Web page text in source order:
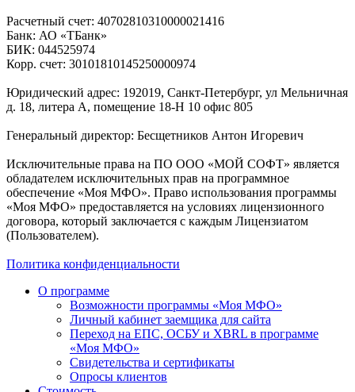
Расчетный счет: 40702810310000021416
Банк: АО «ТБанк»
БИК: 044525974
Корр. счет: 30101810145250000974
Юридический адрес: 192019, Санкт-Петербург, ул Мельничная
д. 18, литера А, помещение 18-Н 10 офис 805
Генеральный директор: Бесщетников Антон Игоревич
Исключительные права на ПО ООО «МОЙ СОФТ» является
обладателем исключительных прав на программное
обеспечение «Моя МФО». Право использования программы
«Моя МФО» предоставляется на условиях лицензионного
договора, который заключается с каждым Лицензиатом
(Пользователем).
Политика конфиденциальности
О программе
Возможности программы «Моя МФО»
Личный кабинет заемщика для сайта
Переход на ЕПС, ОСБУ и XBRL в программе
«Моя МФО»
Свидетельства и сертификаты
Опросы клиентов